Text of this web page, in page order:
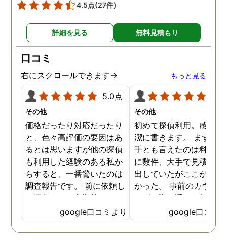
4.5点(27件)
詳細を見る 無料見積もり
口コミ
右にスクロールできます→ もっと見る
5.0点
その他
価格だったり対応だったり
と、色々高評価の要因はあ
るとは思いますが他の探偵
も利用した経験のある私か
らすると、一番驚いたのは
調査報告です。 前に依頼し
た探偵では、定期的にまと
めて報告がくる為なかなか
実際の現状を把握するのが
難しかったですが、ここは
google口コミより
その他
初めて探偵利用。感想を
潔に書きます。 まず、
手とも言えたのは料金。
に数件、大手で見積もり
出していたがここが一番
かった。 事前のカウン
ングの際の通りの価格で
途中での追加料金なども
く安心してお任せできた
由のひとつ。 かと言っ
google口コミ